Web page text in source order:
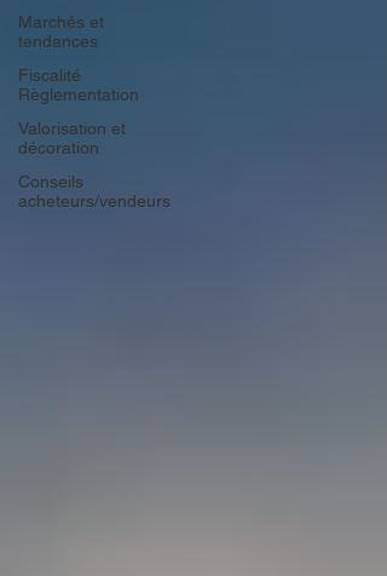
Marchés et
tendances
Fiscalité
Règlementation
Valorisation et
décoration
Conseils
acheteurs/vendeurs